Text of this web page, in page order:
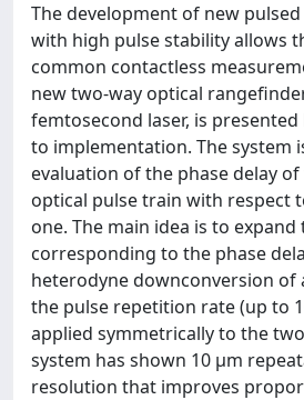
The development of new
with high pulse stability allows
common contactless
new two-way optical
femtosecond laser, is
to implementation. The system
evaluation of the phase delay
optical pulse train with respect
one. The main idea is to
corresponding to the phase
heterodyne downconversion of
the pulse repetition rate (up to
applied symmetrically to the
system has shown 10 μm
resolution that improves